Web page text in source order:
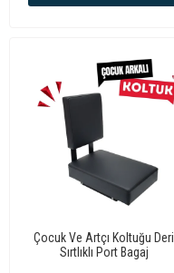
Çocuk Ve Artçı Koltuğu Deri
Sırtlıklı Port Bagaj